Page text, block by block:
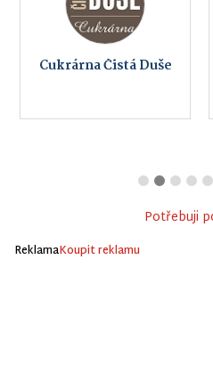
Cukrárna Čistá Duše
Potřebuji
ReklamaKoupit reklamu